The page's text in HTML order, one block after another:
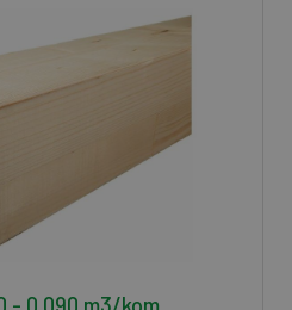
- 0,090 m3/kom